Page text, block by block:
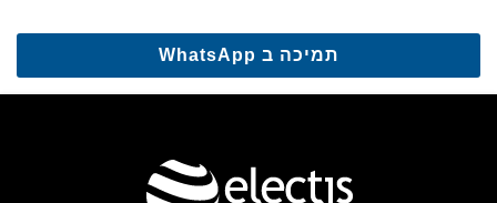
תמיכה ב WhatsApp